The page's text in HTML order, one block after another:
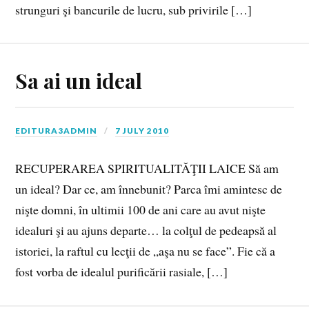
strunguri şi bancurile de lucru, sub privirile […]
Sa ai un ideal
EDITURA3ADMIN 7 JULY 2010
RECUPERAREA SPIRITUALITĂŢII LAICE Să am
un ideal? Dar ce, am înnebunit? Parca îmi amintesc de
nişte domni, în ultimii 100 de ani care au avut nişte
idealuri şi au ajuns departe… la colţul de pedeapsă al
istoriei, la raftul cu lecţii de „aşa nu se face”. Fie că a
fost vorba de idealul purificării rasiale, […]